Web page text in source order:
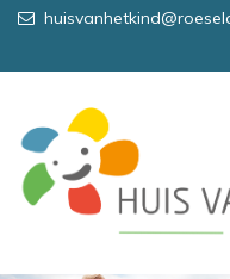
Overslaan en naar de inhoud